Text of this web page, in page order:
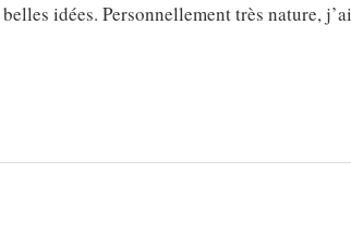
idées. Personnellement très nature,